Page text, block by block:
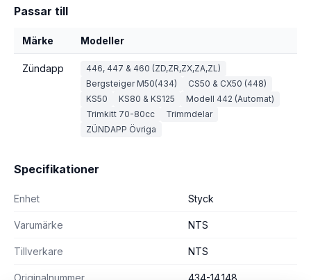
Passar till
Märke Modeller
Zündapp
446, 447 & 460 (ZD,ZR,ZX,ZA,ZL)
Bergsteiger M50(434)
CS50 & CX50 (448)
KS50
KS80 & KS125
Modell 442 (Automat)
Trimkitt 70-80cc
Trimmdelar
ZÜNDAPP Övriga
Specifikationer
Enhet Styck
Varumärke NTS
Tillverkare NTS
Originalnummer 434-14.148